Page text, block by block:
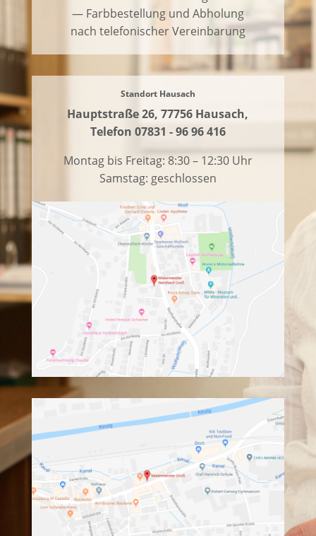
— Farbbestellung und Abholung
nach telefonischer Vereinbarung
Standort Hausach
Hauptstraße 26, 77756 Hausach,
Telefon 07831 - 96 96 416
Montag bis Freitag: 8:30 – 12:30 Uhr
Samstag: geschlossen